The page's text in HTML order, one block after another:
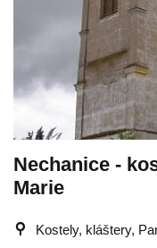
Nechanice -
Marie
Kostely, kláštery,